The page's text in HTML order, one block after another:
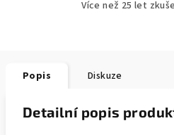
Více než 25 let
Popis Diskuze
Detailní popis